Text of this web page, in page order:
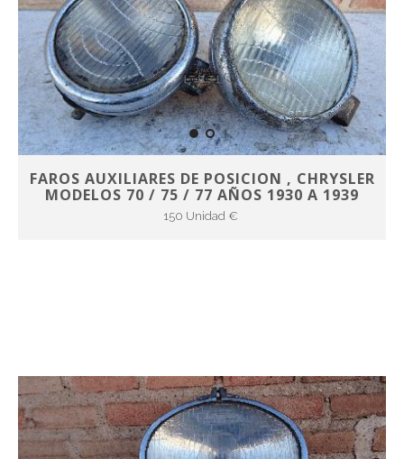
FAROS AUXILIARES DE POSICION , CHRYSLER
MODELOS 70 / 75 / 77 AÑOS 1930 A 1939
150 Unidad €